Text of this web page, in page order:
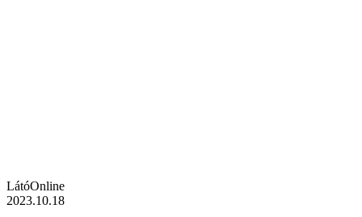
LátóOnline
2023.10.18